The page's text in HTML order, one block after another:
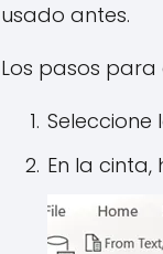
usado antes.
Los pasos para
En la